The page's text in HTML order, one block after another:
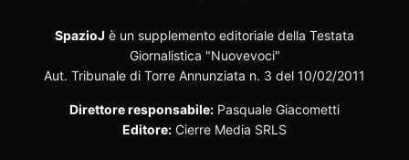
SpazioJ è un supplemento editoriale della Testata
Giornalistica "Nuovevoci"
Aut. Tribunale di Torre Annunziata n. 3 del 10/02/2011
Direttore responsabile: Pasquale Giacometti
Editore: Cierre Media SRLS